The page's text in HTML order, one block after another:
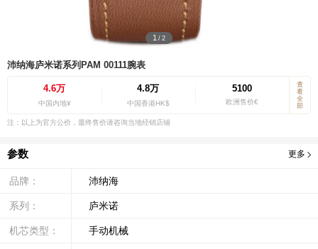
1 / 2
沛纳海庐米诺系列PAM 00111腕表
4.6万
中国内地¥
4.8万
中国香港HK$
5100
欧洲售价€
查
看
全
部
注：以上为官方公价，最终售价请咨询当地经销店铺
参数 更多
品牌： 沛纳海
系列： 庐米诺
机芯类型： 手动机械